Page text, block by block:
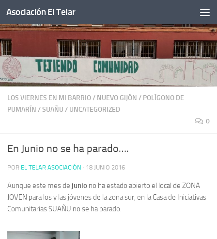
Saltar al contenido
Asociación El Telar
LOS VIERNES EN MI BARRIO/ NUEVO GIJÓN / POLÍGONO DE
PUMARÍN /SUAÑU / UNCATEGORIZED
0
En Junio no se ha parado….
POR EL TELAR ASOCIACIÓN · 18 JUNIO 2016
Aunque este mes de junio no ha estado abierto el local de ZONA
JOVEN para los y las jóvenes de la zona sur, en la Casa de Iniciativas
Comunitarias SUAÑU no se ha parado.